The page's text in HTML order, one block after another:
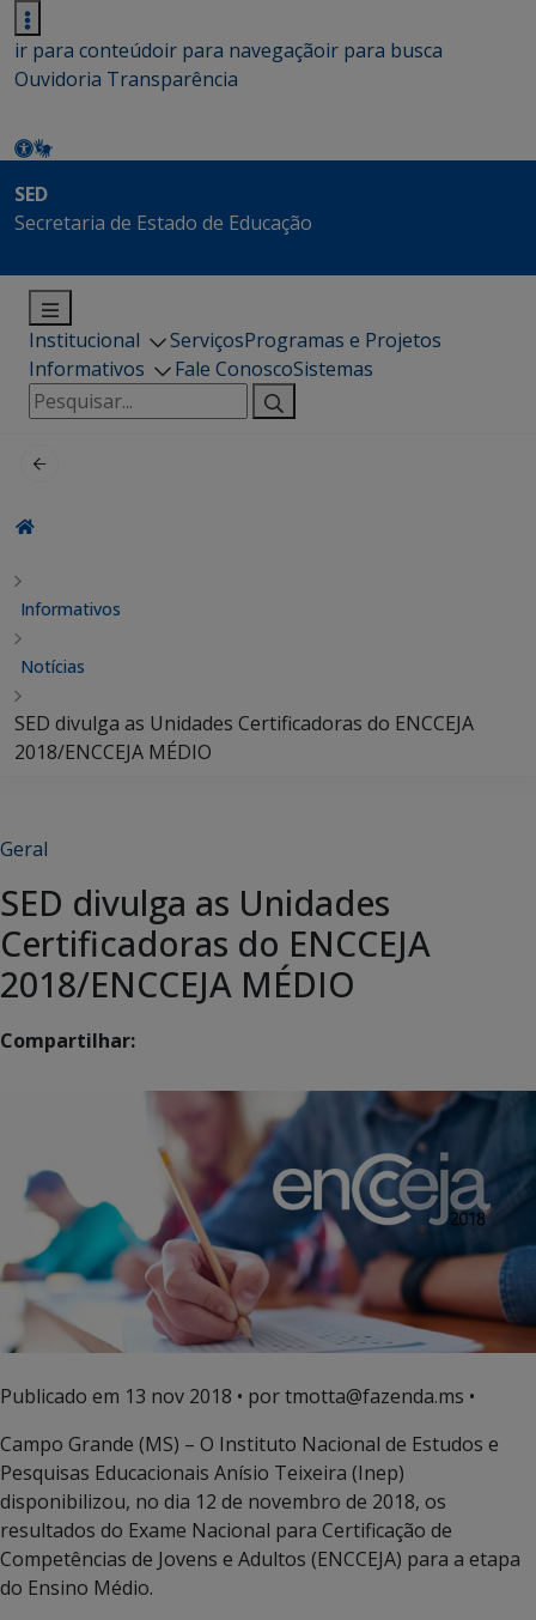
ir para conteúdoir para navegaçãoir para busca
Ouvidoria Transparência
SED
Secretaria de Estado de Educação
Institucional ServiçosProgramas e Projetos
Informativos
Fale ConoscoSistemas
Pesquisar
por:
Informativos
Notícias
SED divulga as Unidades Certificadoras do ENCCEJA
2018/ENCCEJA MÉDIO
Geral
SED divulga as Unidades
Certificadoras do ENCCEJA
2018/ENCCEJA MÉDIO
Compartilhar:
Publicado em 13 nov 2018 • por tmotta@fazenda.ms •
Campo Grande (MS) – O Instituto Nacional de Estudos e
Pesquisas Educacionais Anísio Teixeira (Inep)
disponibilizou, no dia 12 de novembro de 2018, os
resultados do Exame Nacional para Certificação de
Competências de Jovens e Adultos (ENCCEJA) para a etapa
do Ensino Médio.